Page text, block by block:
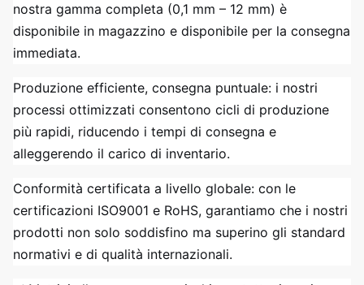
nostra gamma completa (0,1 mm – 12 mm) è
disponibile in magazzino e disponibile per la consegna
immediata.
Produzione efficiente, consegna puntuale: i nostri
processi ottimizzati consentono cicli di produzione
più rapidi, riducendo i tempi di consegna e
alleggerendo il carico di inventario.
Conformità certificata a livello globale: con le
certificazioni ISO9001 e RoHS, garantiamo che i nostri
prodotti non solo soddisfino ma superino gli standard
normativi e di qualità internazionali.